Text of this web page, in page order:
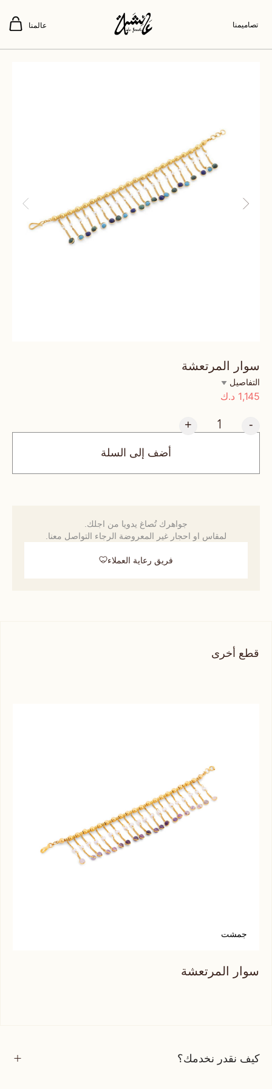
تصاميمنا عالمنا
سوار المرتعشة
التفاصيل
1,145 د.ك
-
+
أضف إلى السلة
جواهرك تُصاغ يدويا من اجلك.
لمقاس او احجار غير المعروضة الرجاء التواصل معنا.
فريق رعاية العملاء
قطع أخرى
جمشت
سوار المرتعشة
كيف نقدر نخدمك؟